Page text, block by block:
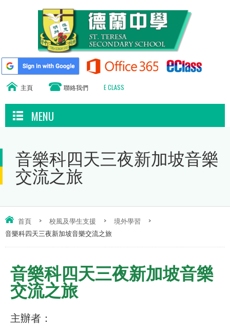
主頁 聯絡我們 E CLASS
MENU
音樂科四天三夜新加坡音樂
交流之旅
首頁 > 校風及學生支援 > 境外學習
>
音樂科四天三夜新加坡音樂交流之旅
音樂科四天三夜新加坡音樂
交流之旅
主辦者：